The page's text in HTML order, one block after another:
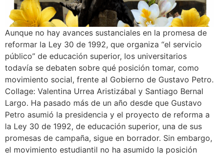
Aunque no hay avances sustanciales en la promesa de
reformar la Ley 30 de 1992, que organiza “el servicio
público” de educación superior, los universitarios
todavía se debaten sobre qué posición tomar, como
movimiento social, frente al Gobierno de Gustavo Petro.
Collage: Valentina Urrea Aristizábal y Santiago Bernal
Largo. Ha pasado más de un año desde que Gustavo
Petro asumió la presidencia y el proyecto de reforma a
la Ley 30 de 1992, de educación superior, una de sus
promesas de campaña, sigue en borrador. Sin embargo,
el movimiento estudiantil no ha asumido la posición